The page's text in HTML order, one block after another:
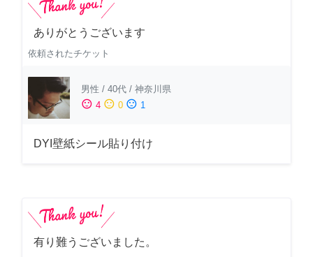
ありがとうございます
依頼されたチケット
男性 / 40代 / 神奈川県
sentiment_satisfied 4 sentiment_neutral 0 sentiment_dissatisfied 1
DYI壁紙シール貼り付け
有り難うございました。